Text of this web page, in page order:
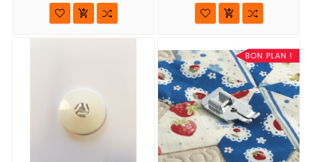
 
BON PLAN !